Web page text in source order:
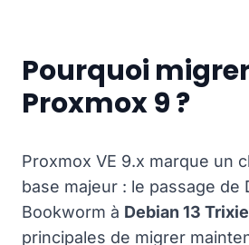
Pourquoi
Proxmox 9 ?
Proxmox VE 9.x marque un
base majeur : le passage de
Bookworm à Debian 13 Trixie
principales de migrer